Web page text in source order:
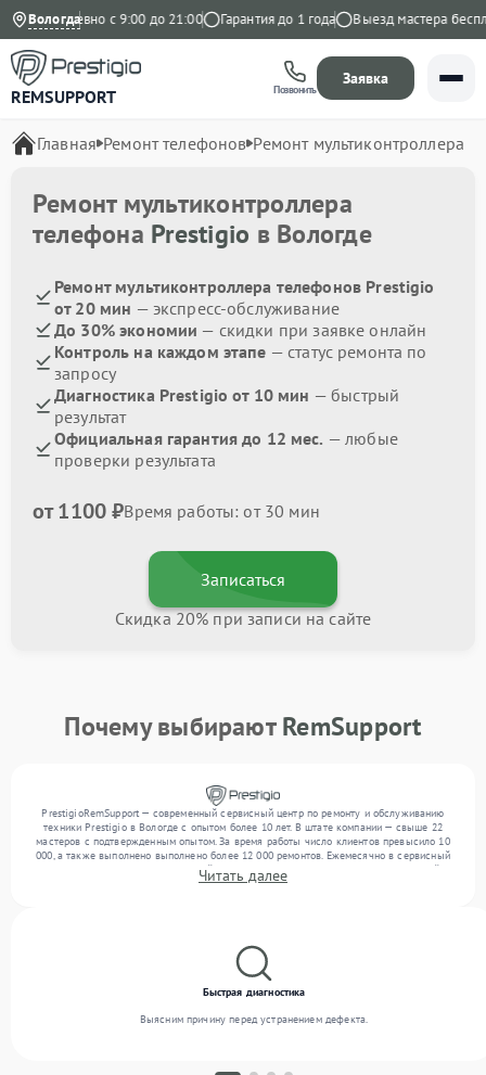
Вологда
Ежедневно с 9:00 до 21:00 Гарантия до 1 года Выезд мастера
REMSUPPORT Позвонить
Заявка
Главная Ремонт телефонов Ремонт мультиконтроллера
Ремонт мультиконтроллера
телефона Prestigio в Вологде
Ремонт мультиконтроллера телефонов Prestigio
от 20 мин — экспресс-обслуживание
До 30% экономии — скидки при заявке онлайн
Контроль на каждом этапе — статус ремонта по
запросу
Диагностика Prestigio от 10 мин — быстрый
результат
Официальная гарантия до 12 мес. — любые
проверки результата
от 1100 ₽Время работы: от 30 мин
Записаться
Скидка 20% при записи на сайте
Почему выбираютRemSupport
PrestigioRemSupport — современный сервисный центр по ремонту и обслуживанию
техники Prestigio в Вологде с опытом более 10 лет. В штате компании — свыше 22
мастеров с подтвержденным опытом. За время работы число клиентов превысило 10
000, а также выполнено выполнено более 12 000 ремонтов. Ежемесячно в сервисный
центр поступает более 300 устройств, включая , , . Мы устраняем поломки любой
сложности и предлагаем стабильный уровень сервиса благодаря квалификации
Читать далее
Быстрая диагностика
Выясним причину перед устранением дефекта.